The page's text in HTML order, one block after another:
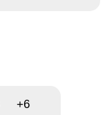
+6